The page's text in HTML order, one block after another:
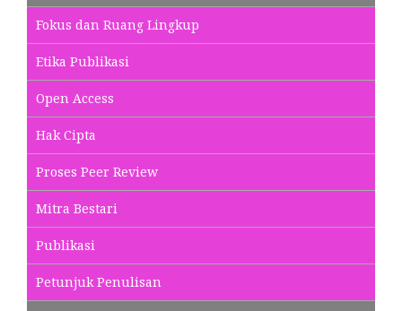
Fokus dan Ruang Lingkup
Etika Publikasi
Open Access
Hak Cipta
Proses Peer Review
Mitra Bestari
Publikasi
Petunjuk Penulisan